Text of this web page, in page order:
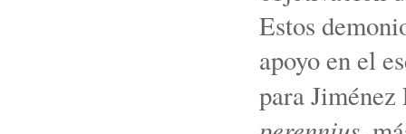
Estos
apoyo en el
para